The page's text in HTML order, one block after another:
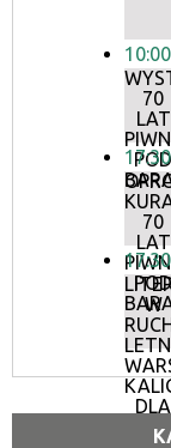
10:00
70
LAT
POD
17:30
70
LAT
POD
17:30
W
DLA